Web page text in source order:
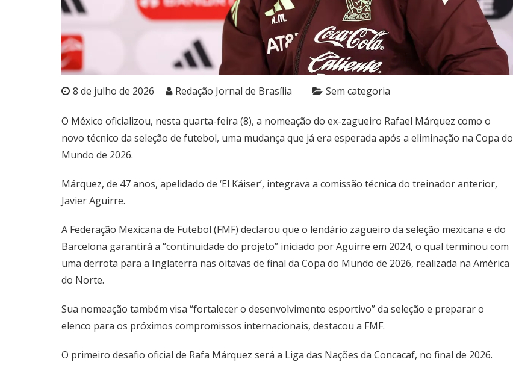
8 de julho de 2026 Redação Jornal de Brasília Sem categoria
O México oficializou, nesta quarta-feira (8), a nomeação do ex-zagueiro Rafael Márquez como o
novo técnico da seleção de futebol, uma mudança que já era esperada após a eliminação na Copa do
Mundo de 2026.
Márquez, de 47 anos, apelidado de ‘El Káiser’, integrava a comissão técnica do treinador anterior,
Javier Aguirre.
A Federação Mexicana de Futebol (FMF) declarou que o lendário zagueiro da seleção mexicana e do
Barcelona garantirá a “continuidade do projeto” iniciado por Aguirre em 2024, o qual terminou com
uma derrota para a Inglaterra nas oitavas de final da Copa do Mundo de 2026, realizada na América
do Norte.
Sua nomeação também visa “fortalecer o desenvolvimento esportivo” da seleção e preparar o
elenco para os próximos compromissos internacionais, destacou a FMF.
O primeiro desafio oficial de Rafa Márquez será a Liga das Nações da Concacaf, no final de 2026.